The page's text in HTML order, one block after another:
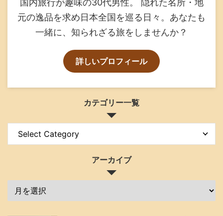
元の逸品を求め日本全国を巡る日々。あなたも
一緒に、知られざる旅をしませんか？
詳しいプロフィール
カテゴリー一覧
アーカイブ